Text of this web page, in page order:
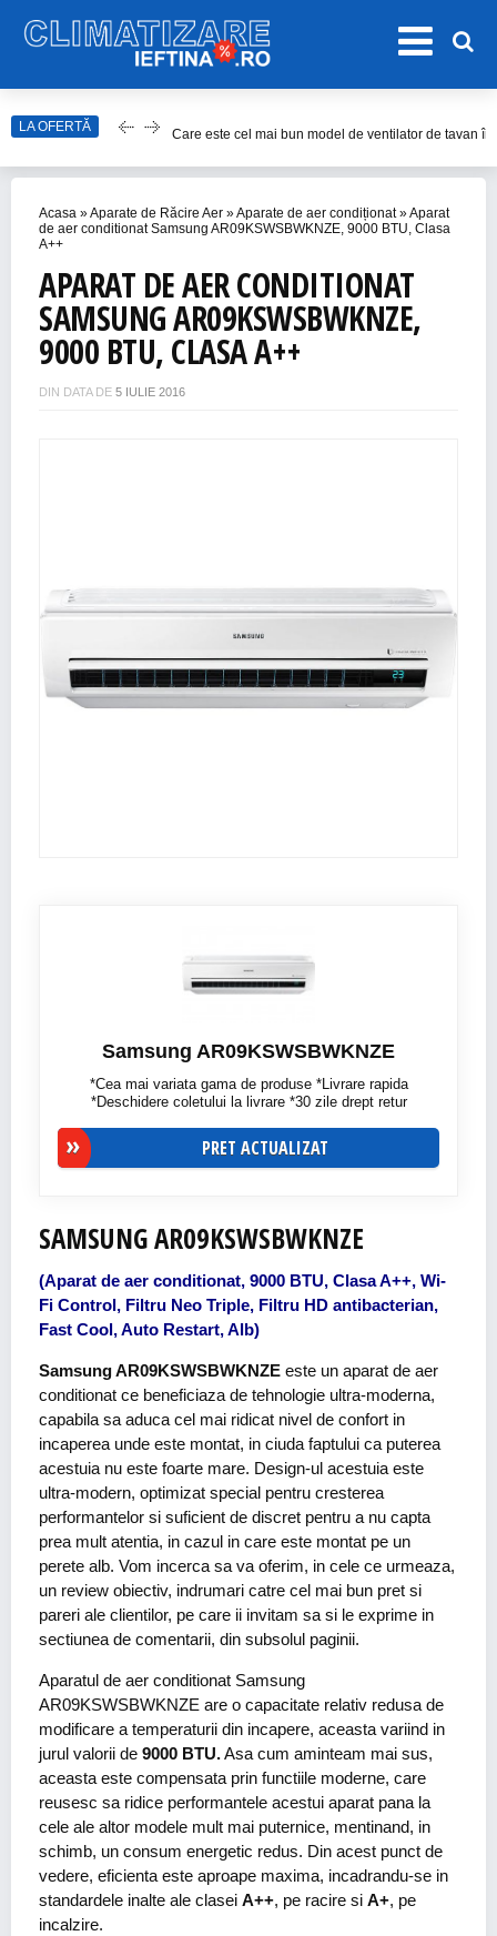
LA OFERTĂ Care este cel mai bun model de ventilator de tavan
Accesorii Aer Condiționat – 15 Lucruri de Bifat
Acasa »Aparate de Răcire Aer »Aparate de aer condiționat»Aparat
de aer conditionat Samsung AR09KSWSBWKNZE, 9000 BTU, Clasa
A++
APARAT DE AER CONDITIONAT
SAMSUNG AR09KSWSBWKNZE,
9000 BTU, CLASA A++
DIN DATA DE 5 IULIE 2016
Samsung AR09KSWSBWKNZE
*Cea mai variata gama de produse *Livrare rapida
*Deschidere coletului la livrare *30 zile drept retur
PRET ACTUALIZAT
SAMSUNG AR09KSWSBWKNZE
(Aparat de aer conditionat, 9000 BTU, Clasa A++, Wi-
Fi Control, Filtru Neo Triple, Filtru HD antibacterian,
Fast Cool, Auto Restart, Alb)
Samsung AR09KSWSBWKNZE este un aparat de aer
conditionat ce beneficiaza de tehnologie ultra-moderna,
capabila sa aduca cel mai ridicat nivel de confort in
incaperea unde este montat, in ciuda faptului ca puterea
acestuia nu este foarte mare. Design-ul acestuia este
ultra-modern, optimizat special pentru cresterea
performantelor si suficient de discret pentru a nu capta
prea mult atentia, in cazul in care este montat pe un
perete alb. Vom incerca sa va oferim, in cele ce urmeaza,
un review obiectiv, indrumari catre cel mai bun pret si
pareri ale clientilor, pe care ii invitam sa si le exprime in
sectiunea de comentarii, din subsolul paginii.
Aparatul de aer conditionat Samsung
AR09KSWSBWKNZE are o capacitate relativ redusa de
modificare a temperaturii din incapere, aceasta variind in
jurul valorii de 9000 BTU.Asa cum aminteam mai sus,
aceasta este compensata prin functiile moderne, care
reusesc sa ridice performantele acestui aparat pana la
cele ale altor modele mult mai puternice, mentinand, in
schimb, un consum energetic redus. Din acest punct de
vedere, eficienta este aproape maxima, incadrandu-se in
standardele inalte ale clasei A++, pe racire si A+, pe
incalzire.